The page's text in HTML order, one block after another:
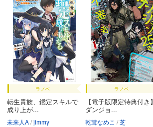
ラノベ
転生貴族、鑑定スキルで
成り上が...
未来人A jimmy
ラノベ
【電子版限定特典付き】
ダンジョ...
乾茸なめこ 芝